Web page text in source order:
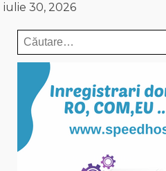
iulie 30, 2026
Caută
după: